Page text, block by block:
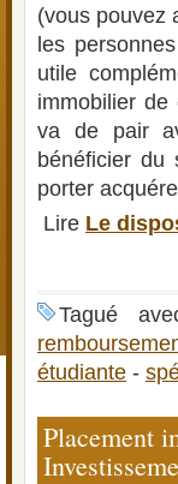
(vous pouvez
les
utile
immobilier de
va de pair
bénéficier du
porter
Lire Le
Tagué
étudiante -
Placement